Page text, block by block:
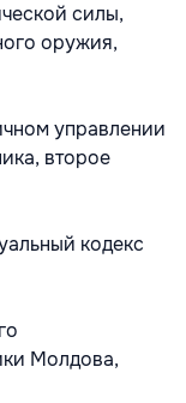
силы,
оружия,
управлении
второе
кодекс
Молдова,